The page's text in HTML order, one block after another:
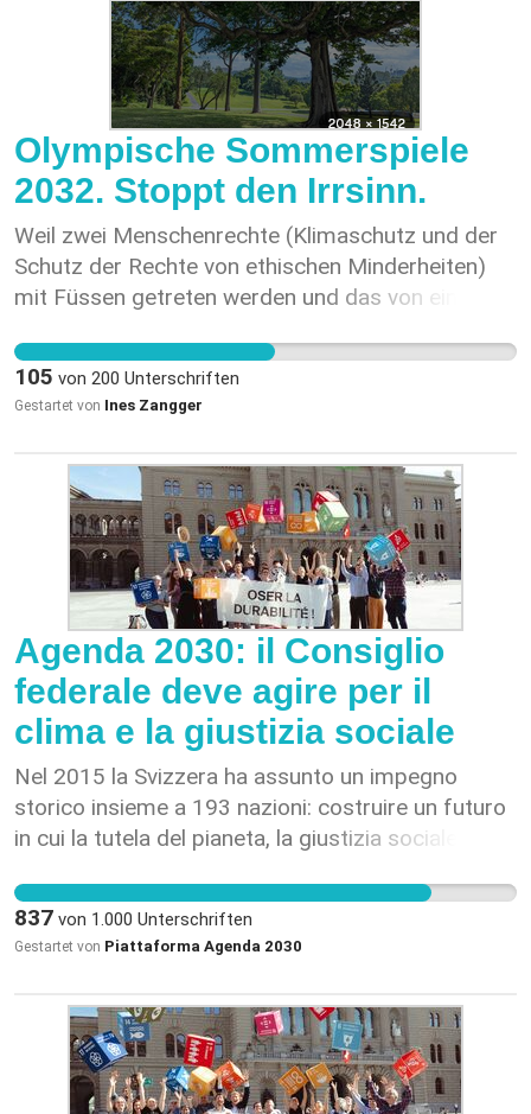
Olympische Sommerspiele
2032. Stoppt den Irrsinn.
Weil zwei Menschenrechte (Klimaschutz und der
Schutz der Rechte von ethischen Minderheiten)
mit Füssen getreten werden und das von einem
105 von 200 Unterschriften
Gestartet von Ines Zangger
Agenda 2030: il Consiglio
federale deve agire per il
clima e la giustizia sociale
Nel 2015 la Svizzera ha assunto un impegno
storico insieme a 193 nazioni: costruire un futuro
in cui la tutela del pianeta, la giustizia sociale e
precedenza sul profitto a breve termine. All'epoca
il Consiglio federale era in prima linea
nell'elaborazione di questi obiettivi. Oggi questo
sottrae alle responsabilità internazionali assunte
nel 2015. Infatti, l’ultimo rapporto delle autorità
svizzere indica chiaramente che, con le attuali
837 von 1.000 Unterschriften
Gestartet von Piattaforma Agenda 2030